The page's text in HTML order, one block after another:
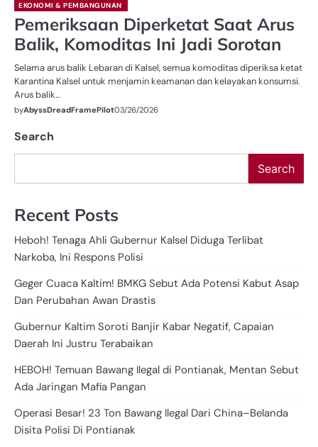
EKONOMI & PEMBANGUNAN
Pemeriksaan Diperketat Saat Arus
Balik, Komoditas Ini Jadi Sorotan
Selama arus balik Lebaran di Kalsel, semua komoditas diperiksa ketat
Karantina Kalsel untuk menjamin keamanan dan kelayakan konsumsi.
Arus balik…
byAbyssDreadFramePilot03/26/2026
Search
Search
Recent Posts
Heboh! Tenaga Ahli Gubernur Kalsel Diduga Terlibat
Narkoba, Ini Respons Polisi
Geger Cuaca Kaltim! BMKG Sebut Ada Potensi Kabut Asap
Dan Perubahan Awan Drastis
Gubernur Kaltim Soroti Banjir Kabar Negatif, Capaian
Daerah Ini Justru Terabaikan
HEBOH! Temuan Bawang Ilegal di Pontianak, Mentan Sebut
Ada Jaringan Mafia Pangan
Operasi Besar! 23 Ton Bawang Ilegal Dari China–Belanda
Disita Polisi Di Pontianak